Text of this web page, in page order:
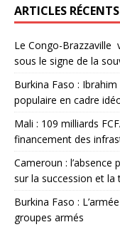
ARTICLES RÉCENTS
Le Congo-Brazzaville
sous le signe de la
Burkina Faso :
populaire en cadre
Mali : 109 milliards
financement des
Cameroun :
sur la succession et
Burkina Faso :
groupes armés